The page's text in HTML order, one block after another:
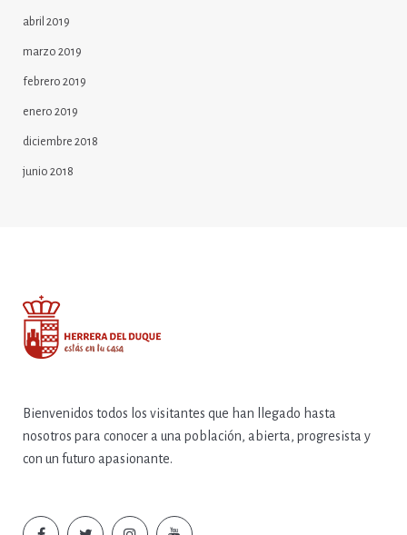
abril 2019
marzo 2019
febrero 2019
enero 2019
diciembre 2018
junio 2018
Bienvenidos todos los visitantes que han llegado hasta
nosotros para conocer a una población, abierta, progresista y
con un futuro apasionante.